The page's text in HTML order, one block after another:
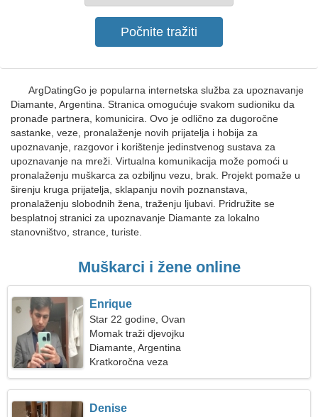
ArgDatingGo je popularna internetska služba za upoznavanje
Diamante, Argentina. Stranica omogućuje svakom sudioniku da
pronađe partnera, komunicira. Ovo je odlično za dugoročne
sastanke, veze, pronalaženje novih prijatelja i hobija za
upoznavanje, razgovor i korištenje jedinstvenog sustava za
upoznavanje na mreži. Virtualna komunikacija može pomoći u
pronalaženju muškarca za ozbiljnu vezu, brak. Projekt pomaže u
širenju kruga prijatelja, sklapanju novih poznanstava,
pronalaženju slobodnih žena, traženju ljubavi. Pridružite se
besplatnoj stranici za upoznavanje Diamante za lokalno
stanovništvo, strance, turiste.
Muškarci i žene online
Enrique
Star 22 godine, Ovan
Momak traži djevojku
Diamante, Argentina
Kratkoročna veza
Denise